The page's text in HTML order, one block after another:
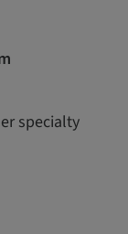
specialty